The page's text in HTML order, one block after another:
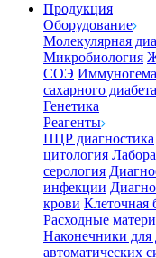
Продукция
Оборудование
Молекулярная
Микробиология
СОЭ
сахарного диабета
Генетика
Реагенты
ПЦР диагностика
цитология
серология
инфекции
крови Клеточная
Расходные
Наконечники для
автоматических